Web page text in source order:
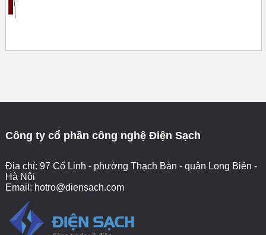
Công ty cổ phần công nghệ Điện Sạch
Địa chỉ: 97 Cổ Linh - phường Thạch Bàn - quận Long Biên -
Hà Nội
Email: hotro@diensach.com